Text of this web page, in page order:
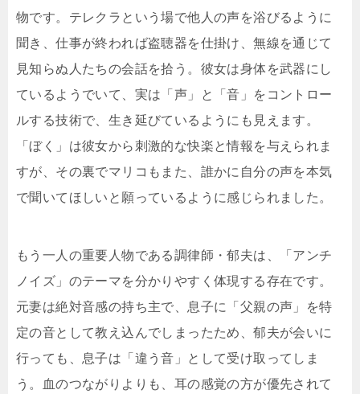
物です。テレクラという場で他人の声を浴びるように
聞き、仕事が終われば盗聴器を仕掛け、無線を通じて
見知らぬ人たちの会話を拾う。彼女は身体を武器にし
ているようでいて、実は「声」と「音」をコントロー
ルする技術で、生き延びているようにも見えます。
「ぼく」は彼女から刺激的な快楽と情報を与えられま
すが、その裏でマリコもまた、誰かに自分の声を本気
で聞いてほしいと願っているように感じられました。
もう一人の重要人物である調律師・郁夫は、「アンチ
ノイズ」のテーマを分かりやすく体現する存在です。
元妻は絶対音感の持ち主で、息子に「父親の声」を特
定の音として教え込んでしまったため、郁夫が会いに
行っても、息子は「違う音」として受け取ってしま
う。血のつながりよりも、耳の感覚の方が優先されて